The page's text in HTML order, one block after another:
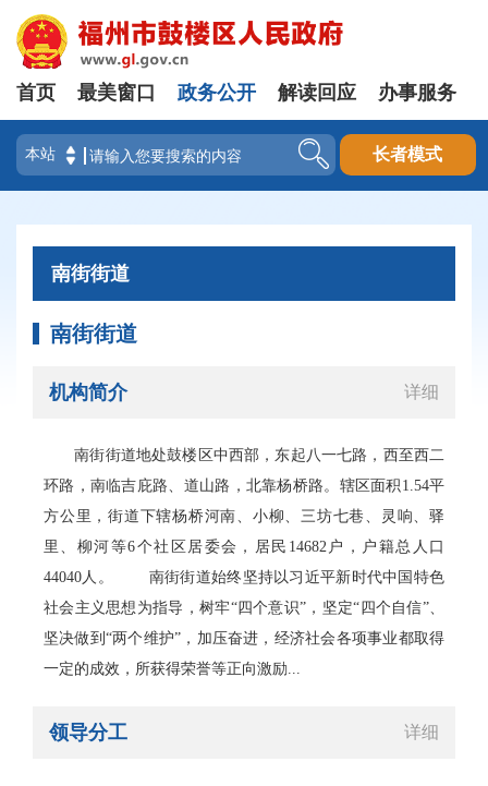
登录
首页 最美窗口 政务公开 解读回应 办事服务
长者模式
南街街道
南街街道
机构简介 详细
南街街道地处鼓楼区中西部，东起八一七路，西至西二
环路，南临吉庇路、道山路，北靠杨桥路。辖区面积1.54平
方公里，街道下辖杨桥河南、小柳、三坊七巷、灵响、驿
里、柳河等6个社区居委会，居民14682户，户籍总人口
44040人。 南街街道始终坚持以习近平新时代中国特色
社会主义思想为指导，树牢“四个意识”，坚定“四个自信”、
坚决做到“两个维护”，加压奋进，经济社会各项事业都取得
一定的成效，所获得荣誉等正向激励...
领导分工 详细